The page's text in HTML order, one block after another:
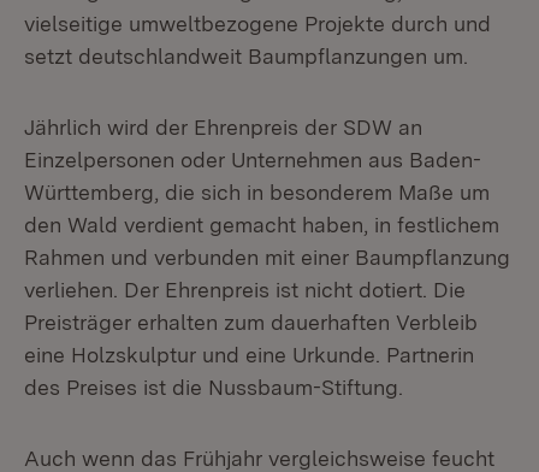
vielseitige umweltbezogene Projekte durch und
setzt deutschlandweit Baumpflanzungen um.
Jährlich wird der Ehrenpreis der SDW an
Einzelpersonen oder Unternehmen aus Baden-
Württemberg, die sich in besonderem Maße um
den Wald verdient gemacht haben, in festlichem
Rahmen und verbunden mit einer Baumpflanzung
verliehen. Der Ehrenpreis ist nicht dotiert. Die
Preisträger erhalten zum dauerhaften Verbleib
eine Holzskulptur und eine Urkunde. Partnerin
des Preises ist die Nussbaum-Stiftung.
Auch wenn das Frühjahr vergleichsweise feucht